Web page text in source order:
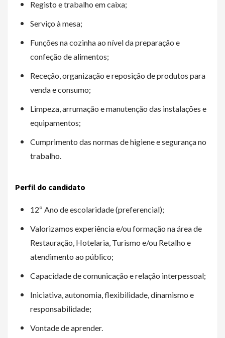
Registo e trabalho em caixa;
Serviço à mesa;
Funções na cozinha ao nível da preparação e
confeção de alimentos;
Receção, organização e reposição de produtos para
venda e consumo;
Limpeza, arrumação e manutenção das instalações e
equipamentos;
Cumprimento das normas de higiene e segurança no
trabalho.
Perfil do candidato
12º Ano de escolaridade (preferencial);
Valorizamos experiência e/ou formação na área de
Restauração, Hotelaria, Turismo e/ou Retalho e
atendimento ao público;
Capacidade de comunicação e relação interpessoal;
Iniciativa, autonomia, flexibilidade, dinamismo e
responsabilidade;
Vontade de aprender.